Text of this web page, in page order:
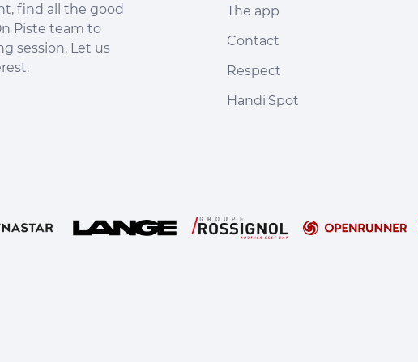
find all the good
Piste team to
session. Let us
The app
Contact
Respect
Handi'Spot
de confidentialité, en garantissant la conformité avec les